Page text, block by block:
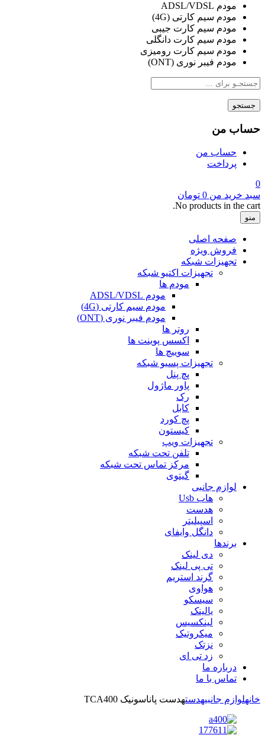
مودم ADSL/VDSL
مودم سیم کارتی (4G)
مودم سیم کارت جیبی
مودم سیم کارت دانگلی
مودم سیم کارت رومیزی
مودم فیبر نوری (ONT)
جستجو
حساب من
حساب من
پرداخت
0
سبد خرید من 0 تومان
No products in the cart.
منو
صفحه اصلی
فروش ویژه
تجهیزات شبکه
تجهیزات اکتیو شبکه
مودم ها
مودم ADSL/VDSL
مودم سیم کارتی (4G)
مودم فیبر نوری (ONT)
روتر ها
اکسس پوینت ها
سوییچ ها
تجهیزات پسیو شبکه
پچ پنل
پاور ماژول
رک
کابل
پچ کورد
کیستون
تجهیزات ویپ
تلفن تحت شبکه
مرکز تماس تحت شبکه
گیتوی
لوازم جانبی
هاب Usb
هدست
اسپیلیتر
دانگل وایفای
برندها
دی لینک
تی پی لینک
گرند استریم
هواوی
سیسکو
یالینک
لینکسیس
میکروتیک
نزتک
زد تی ای
درباره ما
تماس با ما
خانهلوازم جانبیهدستهدست پاناسونیک TCA400